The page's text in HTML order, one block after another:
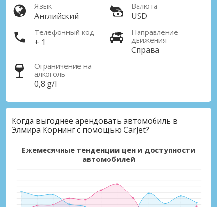
Язык
Английский
Валюта
USD
Телефонный код
+ 1
Направление
движения
Справа
Ограничение на
алкоголь
0,8 g/l
Когда выгоднее арендовать автомобиль в
Элмира Корнинг с помощью CarJet?
Ежемесячные тенденции цен и доступности
автомобилей